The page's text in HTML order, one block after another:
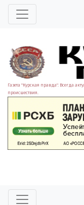
Газета "Курская правда". Всегда
происшествия.